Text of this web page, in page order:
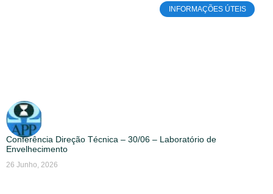
INFORMAÇÕES ÚTEIS
Conferência Direção Técnica – 30/06 – Laboratório de
Envelhecimento
26 Junho, 2026